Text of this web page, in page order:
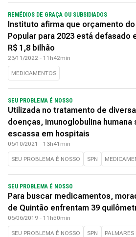
REMÉDIOS DE GRAÇA OU SUBSIDIADOS
Instituto afirma que orçamento
Popular para 2023 está defasado
R$ 1,8 bilhão
23/11/2022 - 11h42min
MEDICAMENTOS
SEU PROBLEMA É NOSSO
Utilizada no tratamento de
doenças, imunoglobulina humana
escassa em hospitais
06/10/2021 - 13h41min
SEU PROBLEMA É NOSSO SPN
SEU PROBLEMA É NOSSO
Para buscar medicamentos,
de Quintão enfrentam 39
06/06/2019 - 11h50min
SEU PROBLEMA É NOSSO SPN PALMARES